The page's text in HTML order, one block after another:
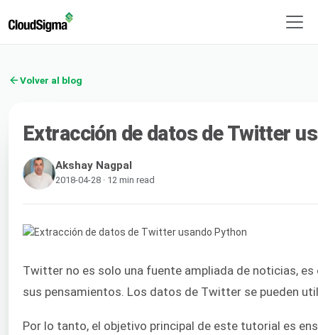
Volver al blog
Extracción de datos de Twitter
Akshay Nagpal
2018-04-28 · 12 min read
Twitter no es solo una fuente ampliada de noticias,
sus pensamientos. Los datos de Twitter se pueden
Por lo tanto, el objetivo principal de este tutorial es